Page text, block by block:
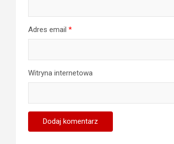
Adres email *
Witryna internetowa